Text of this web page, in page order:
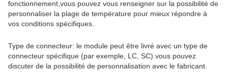
fonctionnement,vous pouvez vous renseigner sur la possibilité de
personnaliser la plage de température pour mieux répondre à
vos conditions spécifiques.
Type de connecteur: le module peut être livré avec un type de
connecteur spécifique (par exemple, LC, SC).vous pouvez
discuter de la possibilité de personnalisation avec le fabricant.